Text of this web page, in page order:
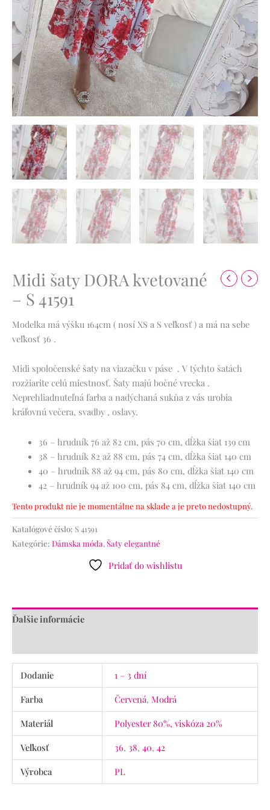
Midi šaty DORA kvetované
– S 41591
Modelka má výšku 164cm ( nosí XS a S veľkosť ) a má na sebe
veľkosť 36 .
Midi spoločenské šaty na viazačku v páse . V týchto šatách
rozžiarite celú miestnosť. Šaty majú bočné vrecka .
Neprehliadnuteľná farba a nadýchaná sukňa z vás urobia
kráľovnú večera, svadby , oslavy.
36 – hrudník 76 až 82 cm, pás 70 cm, dĺžka šiat 139 cm
38 – hrudník 82 až 88 cm, pás 74 cm, dĺžka šiat 140 cm
40 – hrudník 88 až 94 cm, pás 80 cm, dĺžka šiat 140 cm
42 – hrudník 94 až 100 cm, pás 84 cm, dĺžka šiat 140 cm
Tento produkt nie je momentálne na sklade a je preto nedostupný.
Katalógové číslo: S 41591
Kategórie: Dámska móda,Šaty elegantné
Pridať do wishlistu
Ďalšie informácie
Dodanie
1 – 3 dní
Farba
Červená, Modrá
Materiál
Polyester 80%, viskóza 20%
Veľkosť
36, 38, 40, 42
Výrobca
PL